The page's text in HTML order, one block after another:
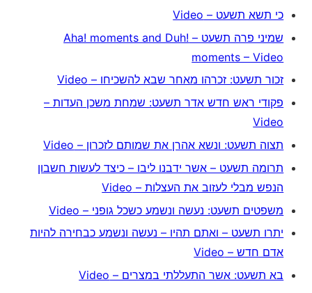
כי תשא תשעט – Video
שמיני פרה תשעט – Aha! moments and Duh!
moments – Video
זכור תשעט: זכרהו מאחר שבא להשכיחו – Video
פקודי ראש חדש אדר תשעט: שמחת משכן העדות –
Video
תצוה תשעט: ונשא אהרן את שמותם לזכרון – Video
תרומה תשעט – אשר ידבנו ליבו – כיצד לעשות חשבון
הנפש מבלי לעזוב את העצלות – Video
משפטים תשעט: נעשה ונשמע כשכל גופני – Video
יתרו תשעט – ואתם תהיו – נעשה ונשמע כבחירה להיות
אדם חדש – Video
בא תשעט: אשר התעללתי במצרים – Video